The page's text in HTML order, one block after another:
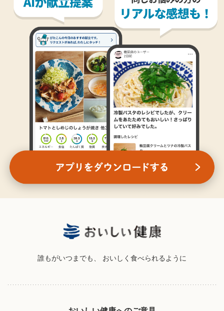
誰もがいつまでも、 おいしく食べられるように